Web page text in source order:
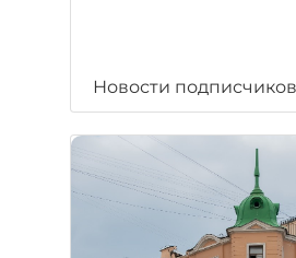
Новости подписчиков